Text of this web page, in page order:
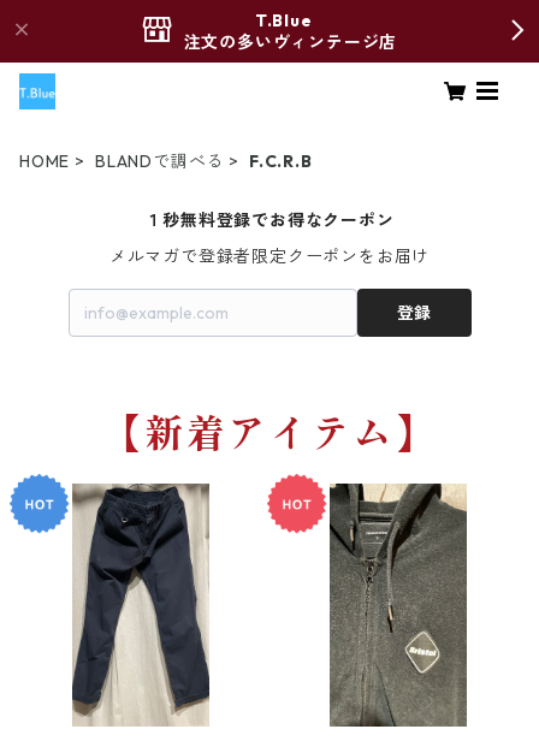
T.Blue
注文の多いヴィンテージ店
HOME BLANDで調べる F.C.R.B
１秒無料登録でお得なクーポン
メルマガで登録者限定クーポンをお届け
登録
【新着アイテム】